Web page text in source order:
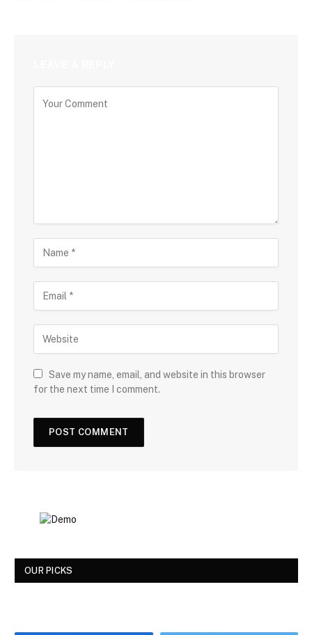
Save my name, email, and website in this browser
for the next time I comment.
OUR PICKS